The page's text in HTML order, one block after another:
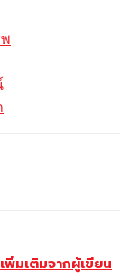
เพิ่มเติมจากผู้เขียน